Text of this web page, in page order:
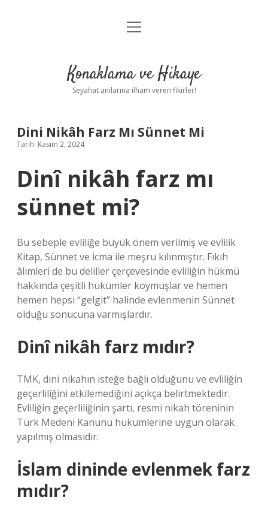
Anasayfa
Yasal Uyarı
menüyü
Konaklama ve Hikaye
Seyahat anılarına ilham veren fikirler!
Dini Nikâh Farz Mı Sünnet Mi
Tarih: Kasım 2, 2024
Dinî nikâh farz mı
sünnet mi?
Bu sebeple evliliğe büyük önem verilmiş ve evlilik
Kitap, Sünnet ve İcma ile meşru kılınmıştır. Fıkıh
âlimleri de bu deliller çerçevesinde evliliğin hükmü
hakkında çeşitli hükümler koymuşlar ve hemen
hemen hepsi “gelgit” halinde evlenmenin Sünnet
olduğu sonucuna varmışlardır.
Dinî nikâh farz mıdır?
TMK, dini nikahın isteğe bağlı olduğunu ve evliliğin
geçerliliğini etkilemediğini açıkça belirtmektedir.
Evliliğin geçerliliğinin şartı, resmi nikah töreninin
Türk Medeni Kanunu hükümlerine uygun olarak
yapılmış olmasıdır.
İslam dininde evlenmek farz
mıdır?